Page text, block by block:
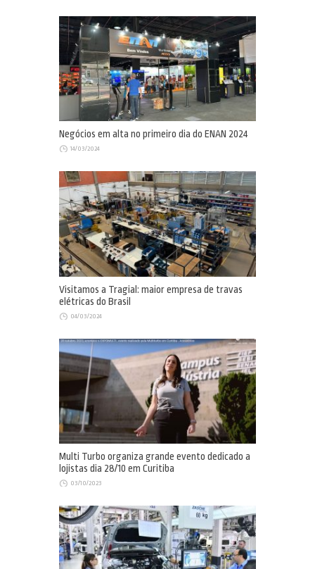
Negócios em alta no primeiro dia do ENAN 2024
14/03/2024
Visitamos a Tragial: maior empresa de travas
elétricas do Brasil
04/03/2024
Multi Turbo organiza grande evento dedicado a
lojistas dia 28/10 em Curitiba
03/10/2023